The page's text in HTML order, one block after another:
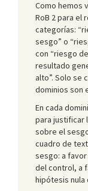
Como hemos
RoB 2 para el
categorías:
sesgo” o
con “riesgo
resultado
alto”. Solo se
dominios son
En cada
para justificar
sobre el
cuadro de
sesgo: a
del control, a
hipótesis nula